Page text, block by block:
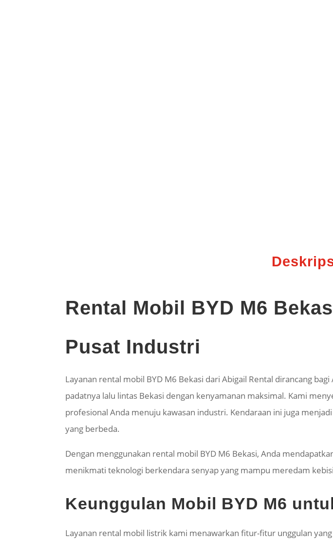
Rental Mobil BYD M6
Pusat Industri
Layanan rental mobil BYD M6 Bekasi dari Abigail Rental dirancang
padatnya lalu lintas Bekasi dengan kenyamanan maksimal. Kami
profesional Anda menuju kawasan industri. Kendaraan ini juga
yang berbeda.
Dengan menggunakan rental mobil BYD M6 Bekasi, Anda
menikmati teknologi berkendara senyap yang mampu meredam
Keunggulan Mobil BYD M6
Layanan rental mobil listrik kami menawarkan fitur-fitur unggulan